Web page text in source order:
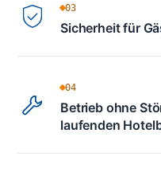
03
Sicherheit für
04
Betrieb ohne
laufenden